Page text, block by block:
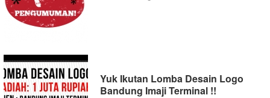
Yuk Ikutan Lomba Desain Logo
Bandung Imaji Terminal !!